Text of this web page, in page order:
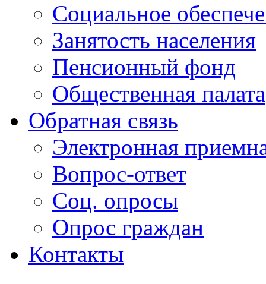
Социальное
Занятость населения
Пенсионный фонд
Общественная палата
Обратная связь
Электронная
Вопрос-ответ
Соц. опросы
Опрос граждан
Контакты